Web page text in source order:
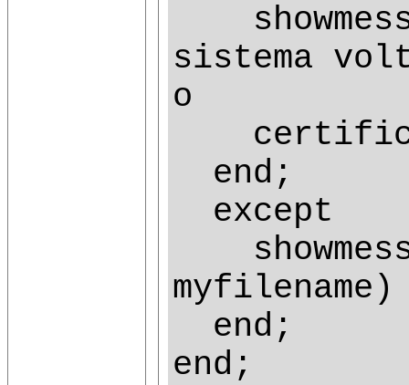
sistema
o
end;
except
myfilename)
end;
end;